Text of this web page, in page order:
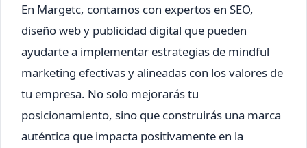
En Margetc, contamos con expertos en SEO,
diseño web y publicidad digital que pueden
ayudarte a implementar estrategias de mindful
marketing efectivas y alineadas con los valores de
tu empresa. No solo mejorarás tu
posicionamiento, sino que construirás una marca
auténtica que impacta positivamente en la